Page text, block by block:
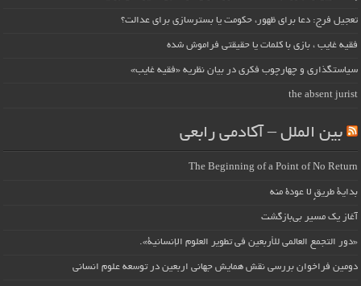
تعجیل فرج: دعا برای ظهور، حکومت یا بسترسازی برای عدالت؟
فقیه غایب ، بازی با کلمات یا حقیقتی فراموش شده
سیاستگذاری و چهارچوب فکری در بیان نظریه «فقیه غایب»
the absent jurist
بین الملل – آکادمی رابعی
The Beginning of a Point of No Return
بداية طريقٍ لا عودة منه
آغاز یک مسیر بی‌بازگشت
«دور التجمع العالمي للأربعين في تطوير العلوم الإنسانية».
دومین فراخوان بررسی نقش همایش جهانی اربعین در توسعه علوم انسانی